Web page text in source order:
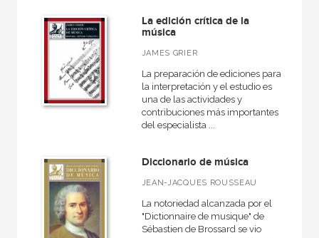
La edición crítica de la
música
JAMES GRIER
La preparación de ediciones para
la interpretación y el estudio es
una de las actividades y
contribuciones más importantes
del especialista ...
Diccionario de música
JEAN-JACQUES ROUSSEAU
La notoriedad alcanzada por el
"Dictionnaire de musique" de
Sébastien de Brossard se vio